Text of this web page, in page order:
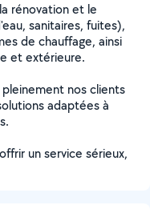
rénovation et le
sanitaires, fuites),
de chauffage, ainsi
et extérieure.
nos clients
adaptées à
un service sérieux,